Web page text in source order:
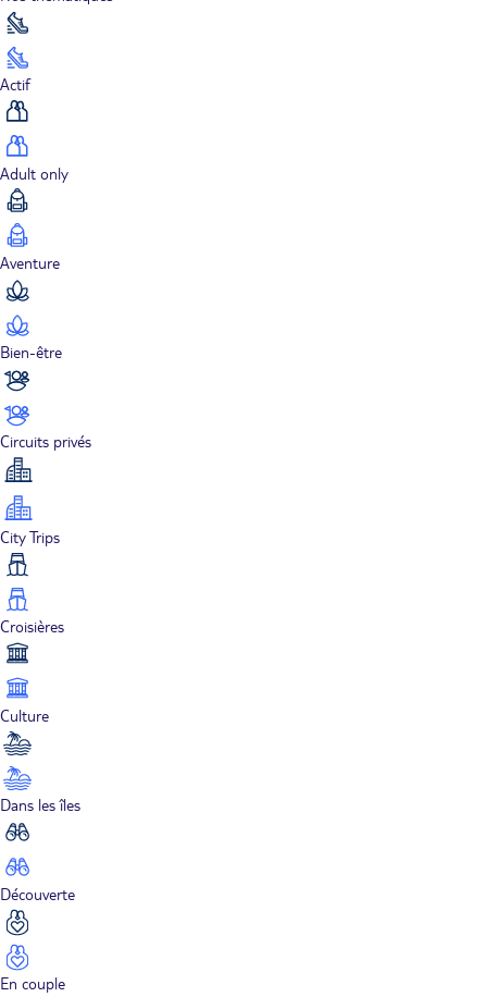
Actif
Adult only
Aventure
Bien-être
Circuits privés
City Trips
Croisières
Culture
Dans les îles
Découverte
En couple